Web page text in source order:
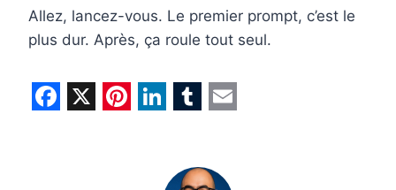
Allez, lancez-vous. Le premier prompt, c’est le
plus dur. Après, ça roule tout seul.
m a